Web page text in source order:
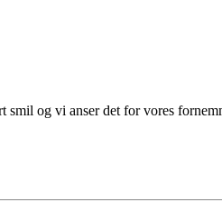
smil og vi anser det for vores